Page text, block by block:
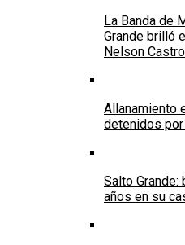
La Banda de
Grande brilló
Nelson Castro
Allanamiento
detenidos
Salto Grande:
años en su